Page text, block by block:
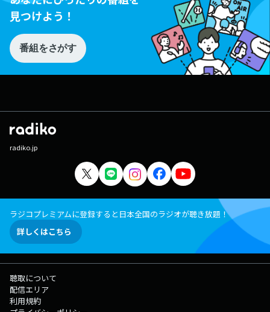
見つけよう！
番組をさがす
radiko.jp
ラジコプレミアムに登録すると日本全国のラジオが聴き放題！
詳しくはこちら
聴取について
配信エリア
利用規約